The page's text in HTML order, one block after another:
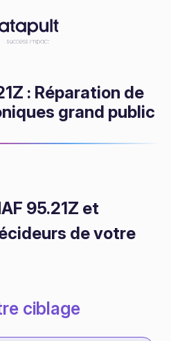
: Réparation de
grand public
95.21Z et
de votre
ciblage